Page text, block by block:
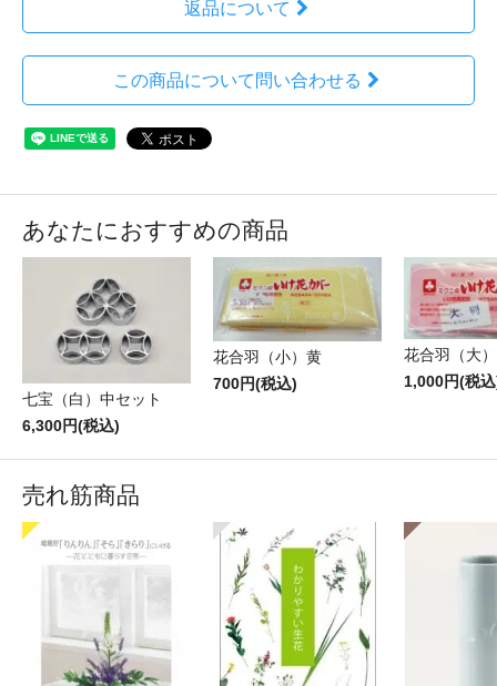
返品について
この商品について問い合わせる
あなたにおすすめの商品
七宝（白）中セット
6,300円(税込)
花合羽（小）黄
700円(税込)
花合羽（大
1,000円(税
売れ筋商品